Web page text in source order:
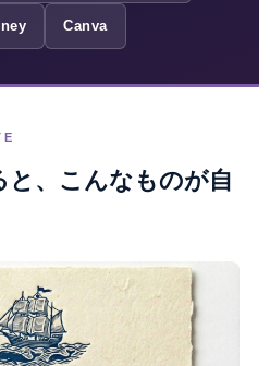
Canva
と、こんなものが自